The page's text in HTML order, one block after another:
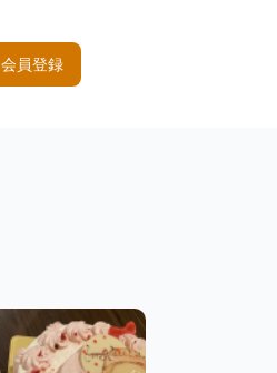
会員登録